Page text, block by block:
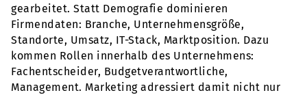
gearbeitet. Statt Demografie dominieren
Firmendaten: Branche, Unternehmensgröße,
Standorte, Umsatz, IT-Stack, Marktposition. Dazu
kommen Rollen innerhalb des Unternehmens:
Fachentscheider, Budgetverantwortliche,
Management. Marketing adressiert damit nicht nur